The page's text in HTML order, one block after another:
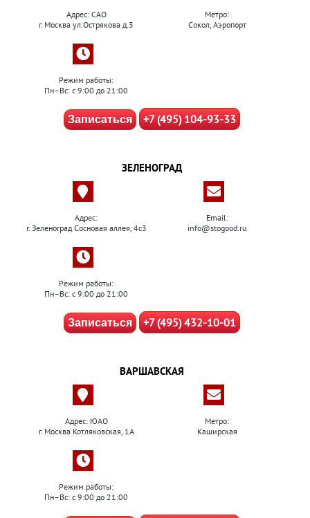
Адрес: САО
г. Москва ул.Острякова д.3
Метро:
Сокол, Аэропорт
Режим работы:
Пн–Вс: с 9:00 до 21:00
Записаться +7 (495) 104-93-33
ЗЕЛЕНОГРАД
Адрес:
г. Зеленоград Сосновая аллея, 4с3
Email:
info@stogood.ru
Режим работы:
Пн–Вс: с 9:00 до 21:00
Записаться +7 (495) 432-10-01
ВАРШАВСКАЯ
Адрес: ЮАО
г. Москва Котляковская, 1А
Метро:
Каширская
Режим работы:
Пн–Вс: с 9:00 до 21:00